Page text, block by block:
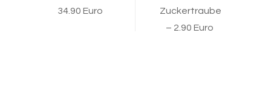
34.90 Euro
Zuckertraube
– 2.90 Euro